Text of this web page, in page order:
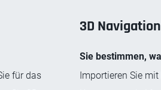
für das
3D Navigation
Sie bestimmen,
Importieren Sie